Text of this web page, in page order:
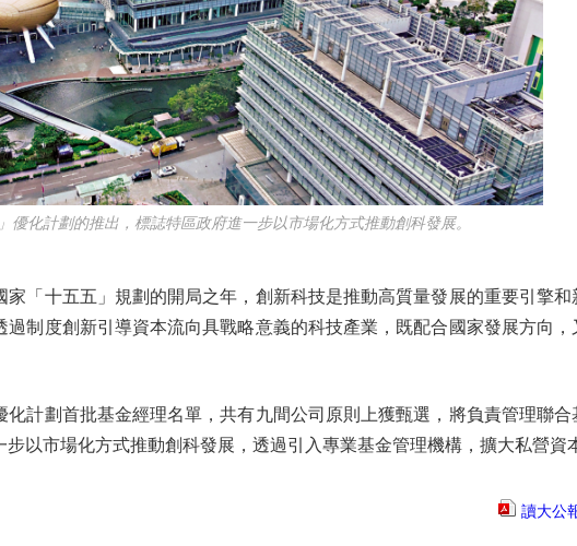
化計劃的推出，標誌特區政府進一步以市場化方式推動創科發展。
十五五」規劃的開局之年，創新科技是推動高質量發展的重要引擎和
制度創新引導資本流向具戰略意義的科技產業，既配合國家發展方向，
劃首批基金經理名單，共有九間公司原則上獲甄選，將負責管理聯合
以市場化方式推動創科發展，透過引入專業基金管理機構，擴大私營資
讀大公